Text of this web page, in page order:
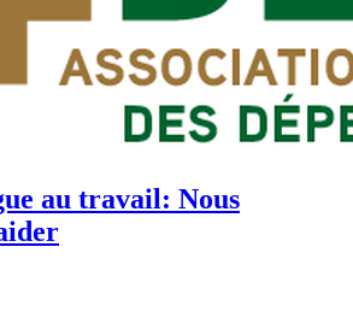
au travail: Nous